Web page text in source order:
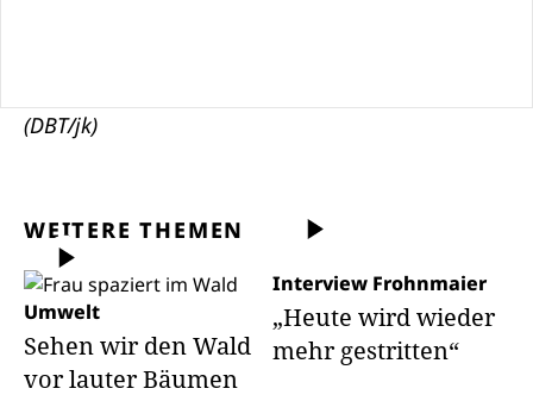
(DBT/jk)
WEITERE THEMEN
Umwelt
Sehen wir den Wald
vor lauter Bäumen
Interview Frohnmaier
„Heute wird wieder
mehr gestritten“